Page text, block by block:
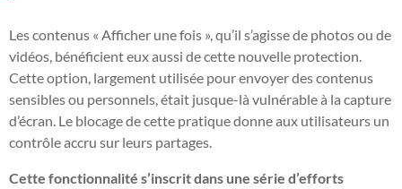
Les contenus « Afficher une fois », qu’il s’agisse de photos ou de
vidéos, bénéficient eux aussi de cette nouvelle protection.
Cette option, largement utilisée pour envoyer des contenus
sensibles ou personnels, était jusque-là vulnérable à la capture
d’écran. Le blocage de cette pratique donne aux utilisateurs un
contrôle accru sur leurs partages.
Cette fonctionnalité s’inscrit dans une série d’efforts